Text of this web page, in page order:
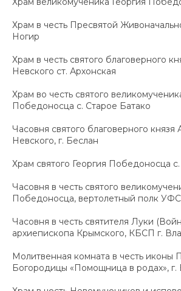
Храм в честь Пресвятой
Ногир
Храм в честь святого благоверного
Невского ст. Архонская
Храм во честь святого
Победоносца с. Старое Батако
Часовня святого благоверного князя
Невского, г. Беслан
Храм святого Георгия Победоносца
Часовня в честь святого
Победоносца, вертолетный полк
Часовня в честь святителя Луки
архиепископа Крымского, КБСП г.
Молитвенная комната в честь иконы
Богородицы «Помощница в родах», г.